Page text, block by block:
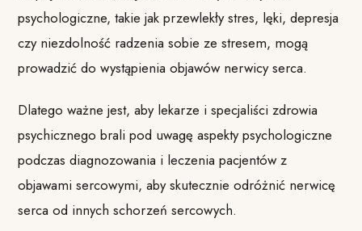
psychologiczne, takie jak przewlekły stres, lęki, depresja
czy niezdolność radzenia sobie ze stresem, mogą
prowadzić do wystąpienia objawów nerwicy serca.
Dlatego ważne jest, aby lekarze i specjaliści zdrowia
psychicznego brali pod uwagę aspekty psychologiczne
podczas diagnozowania i leczenia pacjentów z
objawami sercowymi, aby skutecznie odróżnić nerwicę
serca od innych schorzeń sercowych.